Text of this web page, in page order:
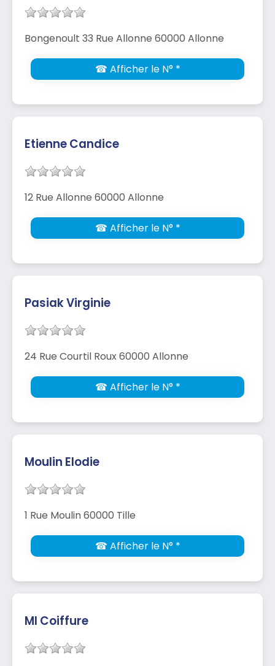
Bongenoult 33 Rue Allonne 60000 Allonne
☎ Afficher le N° *
Etienne Candice
12 Rue Allonne 60000 Allonne
☎ Afficher le N° *
Pasiak Virginie
24 Rue Courtil Roux 60000 Allonne
☎ Afficher le N° *
Moulin Elodie
1 Rue Moulin 60000 Tille
☎ Afficher le N° *
Ml Coiffure